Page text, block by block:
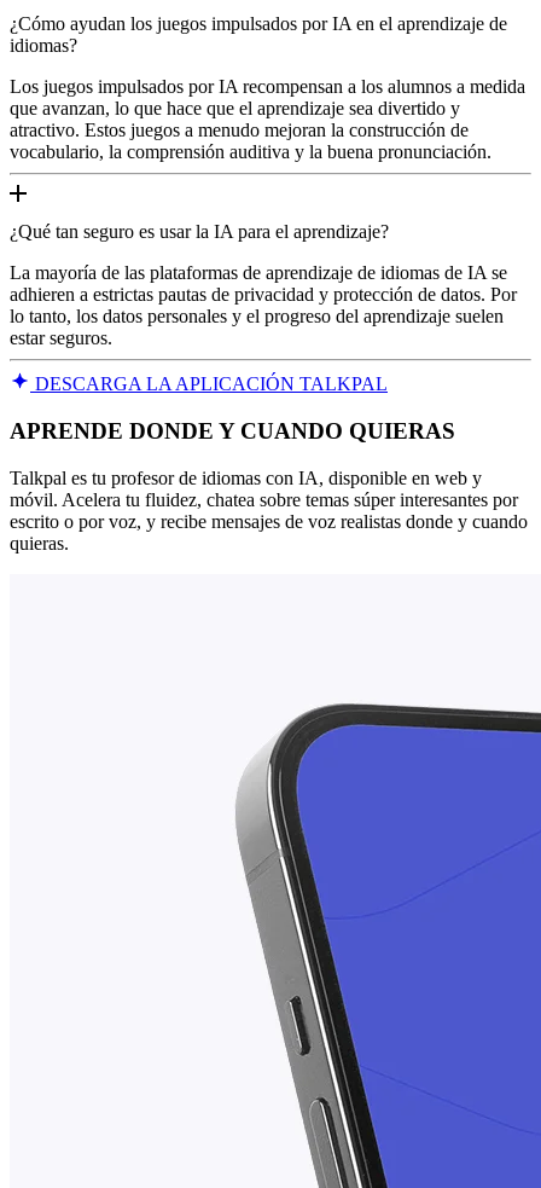
¿Cómo ayudan los juegos impulsados por IA en el aprendizaje de
idiomas?
Los juegos impulsados por IA recompensan a los alumnos a medida
que avanzan, lo que hace que el aprendizaje sea divertido y
atractivo. Estos juegos a menudo mejoran la construcción de
vocabulario, la comprensión auditiva y la buena pronunciación.
¿Qué tan seguro es usar la IA para el aprendizaje?
La mayoría de las plataformas de aprendizaje de idiomas de IA se
adhieren a estrictas pautas de privacidad y protección de datos. Por
lo tanto, los datos personales y el progreso del aprendizaje suelen
estar seguros.
DESCARGA LA APLICACIÓN TALKPAL
APRENDE DONDE Y CUANDO QUIERAS
Talkpal es tu profesor de idiomas con IA, disponible en web y
móvil. Acelera tu fluidez, chatea sobre temas súper interesantes por
escrito o por voz, y recibe mensajes de voz realistas donde y cuando
quieras.